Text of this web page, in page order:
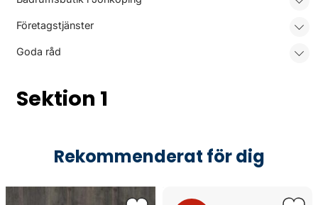
Företagstjänster
Goda råd
Sektion 1
Rekommenderat för dig